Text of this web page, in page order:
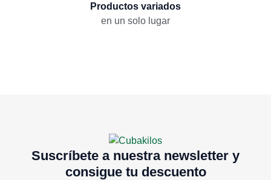
Productos variados
en un solo lugar
Suscríbete a nuestra newsletter y
consigue tu descuento